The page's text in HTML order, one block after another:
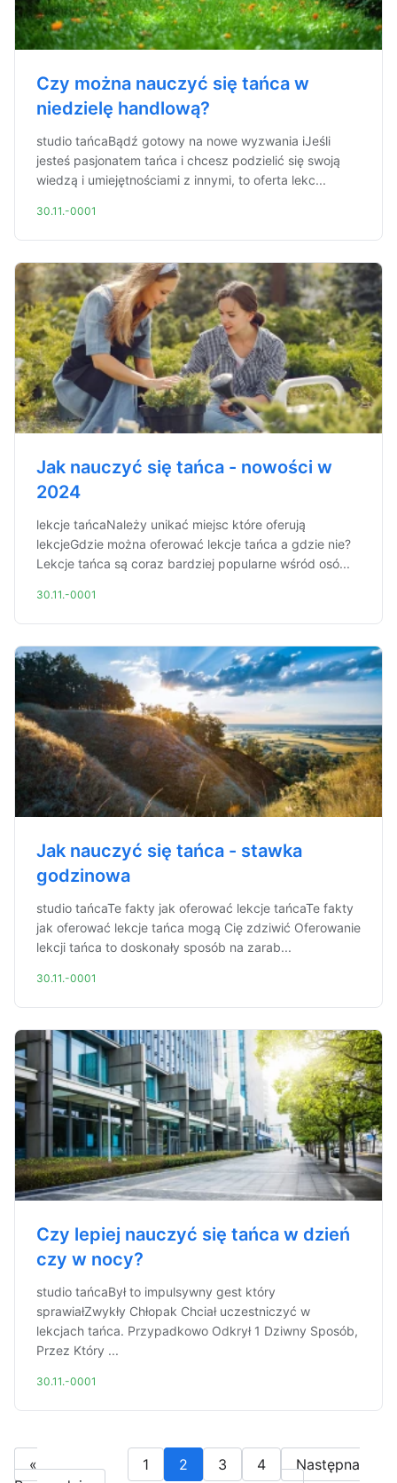
Czy można nauczyć się tańca w
niedzielę handlową?
studio tańcaBądź gotowy na nowe wyzwania iJeśli
jesteś pasjonatem tańca i chcesz podzielić się swoją
wiedzą i umiejętnościami z innymi, to oferta lekc...
30.11.-0001
Jak nauczyć się tańca - nowości w
2024
lekcje tańcaNależy unikać miejsc które oferują
lekcjeGdzie można oferować lekcje tańca a gdzie nie?
Lekcje tańca są coraz bardziej popularne wśród osó...
30.11.-0001
Jak nauczyć się tańca - stawka
godzinowa
studio tańcaTe fakty jak oferować lekcje tańcaTe fakty
jak oferować lekcje tańca mogą Cię zdziwić Oferowanie
lekcji tańca to doskonały sposób na zarab...
30.11.-0001
Czy lepiej nauczyć się tańca w dzień
czy w nocy?
studio tańcaBył to impulsywny gest który
sprawiałZwykły Chłopak Chciał uczestniczyć w
lekcjach tańca. Przypadkowo Odkrył 1 Dziwny Sposób,
Przez Który ...
30.11.-0001
«
1 2 3 4
Następna